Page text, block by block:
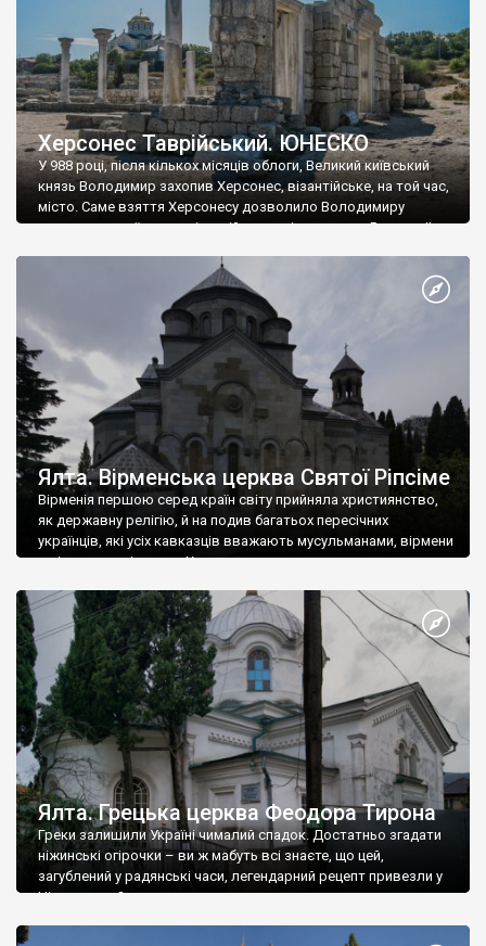
Херсонес Таврійський. ЮНЕСКО
У 988 році, після кількох місяців облоги, Великий київський
князь Володимир захопив Херсонес, візантійське, на той час,
місто. Саме взяття Херсонесу дозволило Володимиру
диктувати свої умови візантійському імператору Василю ІІ, та
Херсонесі Володимир-язичник, став Василем-християнином.
А потім було Хрещення Русі. На честь Херсонесу Таврійського
Ялта. Вірменська церква Святої Ріпсіме
Вірменія першою серед країн світу прийняла християнство,
як державну релігію, й на подив багатьох пересічних
українців, які усіх кавказців вважають мусульманами, вірмени
є відданими вірянами Христа
Ялта. Грецька церква Феодора Тирона
Греки залишили Україні чималий спадок. Достатньо згадати
ніжинські огірочки – ви ж мабуть всі знаєте, що цей,
загублений у радянські часи, легендарний рецепт привезли у
Ніжин греки?